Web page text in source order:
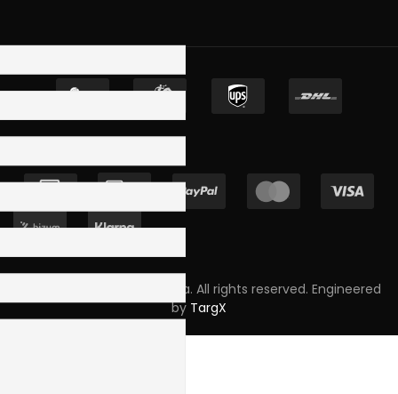
Copyright © 2023 Skpro, Lda. All rights reserved. Engineered
by TargX